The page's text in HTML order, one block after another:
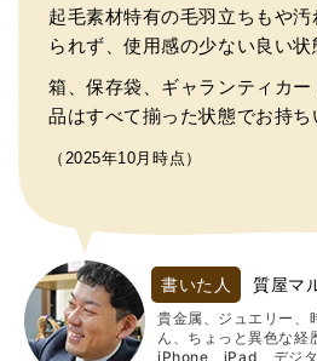
起毛素材特有の毛羽立ちもや
られず、使用感の少ない良い状
箱、保存袋、ギャランティカ
品はすべて揃った状態でお持ち
（2025年10月時点）
書いた人 質屋マ
貴金属、ジュエリー、
ん、ちょっと異色な経
iPhone、iPad、デジ